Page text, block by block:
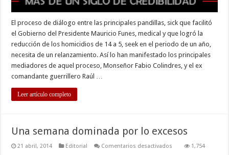
El proceso de diálogo entre las principales pandillas, sick que facilitó
el Gobierno del Presidente Mauricio Funes, medical y que logró la
reducción de los homicidios de 14 a 5, seek en el periodo de un año,
necesita de un relanzamiento. Así lo han manifestado los principales
mediadores de aquel proceso, Monseñor Fabio Colindres, y el ex
comandante guerrillero Raúl …
Leer artículo completo
Una semana dominada por lo excesos
21 abril, 2014 Editorial Comentarios desactivados 1,754